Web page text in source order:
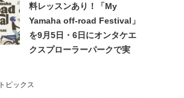
料レッスンあり！「My
Yamaha off-road Festival」
を9月5日・6日にオンタケエ
クスプローラーパークで実
トピックス